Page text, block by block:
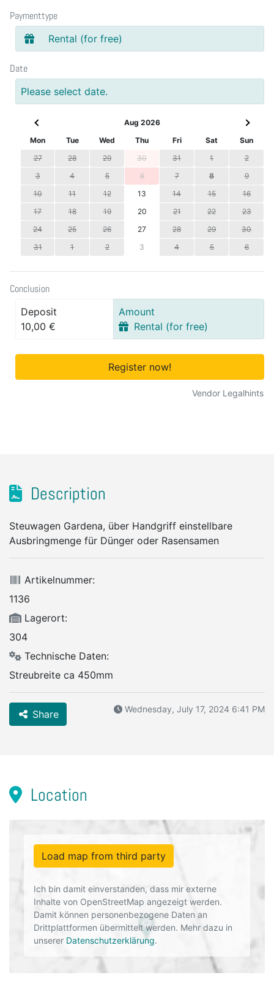
Paymenttype
Rental (for free)
Date
Please select date.
Aug 2026
Mon
Tue Wed Thu Fri Sat
Sun
27
28 29 30 31 1
2
3
4 5 6 7 8
9
10
11 12 13 14 15
16
17
18 19 20 21 22
23
24
25 26 27 28 29
30
31
1 2 3 4 5 6
Conclusion
Deposit
10,00 €
Amount
Rental (for free)
Register now!
Vendor Legalhints
Description
Steuwagen Gardena, über Handgriff einstellbare
Ausbringmenge für Dünger oder Rasensamen
Artikelnummer:
1136
Lagerort:
304
Technische Daten:
Streubreite ca 450mm
Share Wednesday, July 17, 2024 6:41 PM
Location
Load map from third party
Ich bin damit einverstanden, dass mir externe
Inhalte von OpenStreetMap angezeigt werden.
Damit können personenbezogene Daten an
Drittplattformen übermittelt werden. Mehr dazu in
unserer Datenschutzerklärung.